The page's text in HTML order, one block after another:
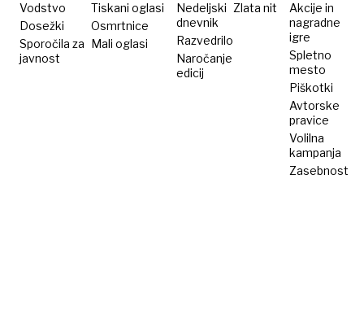
Vodstvo
Dosežki
Sporočila za
javnost
Tiskani oglasi
Osmrtnice
Mali oglasi
Nedeljski
dnevnik
Razvedrilo
Naročanje
edicij
Zlata nit
Akcije in
nagradne
igre
Spletno
mesto
Piškotki
Avtorske
pravice
Volilna
kampanja
Zasebnost